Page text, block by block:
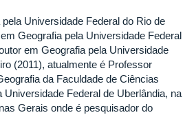
Universidade Federal do Rio de
Geografia pela Universidade Federal
em Geografia pela Universidade
(2011), atualmente é Professor
da Faculdade de Ciências
Universidade Federal de Uberlândia, na
Gerais onde é pesquisador do